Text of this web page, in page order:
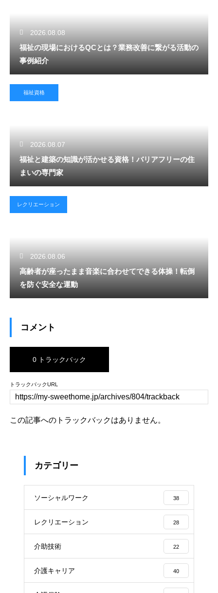
2026.08.08
福祉の現場におけるQCとは？業務改善に繋がる活動の
事例紹介
福祉資格
2026.08.07
福祉と建築の知識が活かせる資格！バリアフリーの住
まいの専門家
レクリエーション
2026.08.06
高齢者が座ったまま音楽に合わせてできる体操！転倒
を防ぐ安全な運動
コメント
0 トラックバック
トラックバックURL
この記事へのトラックバックはありません。
カテゴリー
ソーシャルワーク 38
レクリエーション 28
介助技術 22
介護キャリア 40